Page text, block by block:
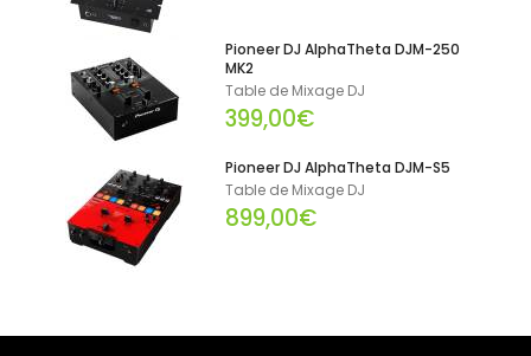
Pioneer DJ AlphaTheta DJM-250
MK2
Table de Mixage DJ
399,00€
Pioneer DJ AlphaTheta DJM-S5
Table de Mixage DJ
899,00€